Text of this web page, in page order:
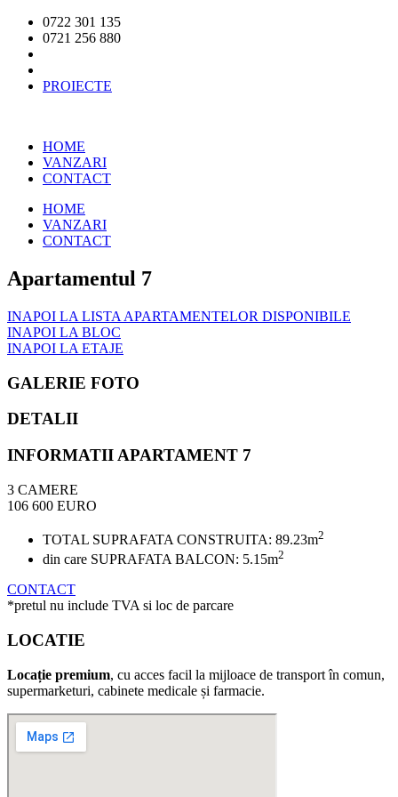
0722 301 135
0721 256 880
PROIECTE
HOME
VANZARI
CONTACT
HOME
VANZARI
CONTACT
Apartamentul 7
INAPOI LA LISTA APARTAMENTELOR DISPONIBILE
INAPOI LA BLOC
INAPOI LA ETAJE
GALERIE FOTO
DETALII
INFORMATII APARTAMENT 7
3 CAMERE
106 600 EURO
TOTAL SUPRAFATA CONSTRUITA: 89.23m2
din care SUPRAFATA BALCON: 5.15m2
CONTACT
*pretul nu include TVA si loc de parcare
LOCATIE
Locație premium, cu acces facil la mijloace de transport în comun,
supermarketuri, cabinete medicale și farmacie.